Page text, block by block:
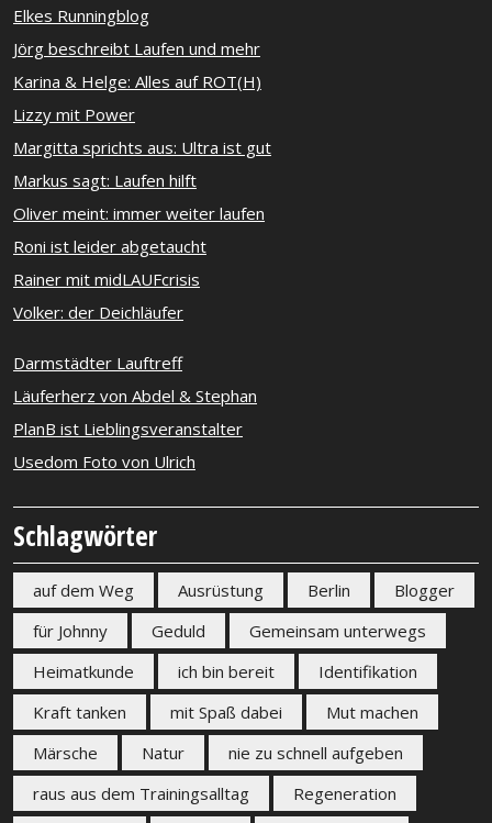
Elkes Runningblog
Jörg beschreibt Laufen und mehr
Karina & Helge: Alles auf ROT(H)
Lizzy mit Power
Margitta sprichts aus: Ultra ist gut
Markus sagt: Laufen hilft
Oliver meint: immer weiter laufen
Roni ist leider abgetaucht
Rainer mit midLAUFcrisis
Volker: der Deichläufer
Darmstädter Lauftreff
Läuferherz von Abdel & Stephan
PlanB ist Lieblingsveranstalter
Usedom Foto von Ulrich
Schlagwörter
auf dem Weg Ausrüstung Berlin
Blogger
für Johnny
Geduld
Gemeinsam unterwegs
Heimatkunde
ich bin bereit
Identifikation
Kraft tanken
mit Spaß dabei
Mut machen
Märsche
Natur
nie zu schnell aufgeben
raus aus dem Trainingsalltag
Regeneration